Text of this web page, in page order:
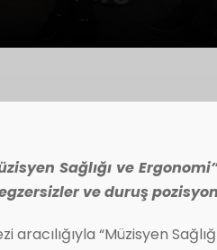
Sağlığı ve
ve duruş
“Müzisyen